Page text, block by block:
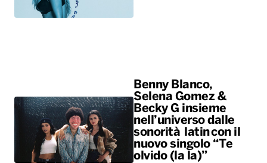
Benny Blanco,
Selena Gomez &
Becky G insieme
nell’universo dalle
sonorità latin con il
nuovo singolo “Te
olvido (la la)”